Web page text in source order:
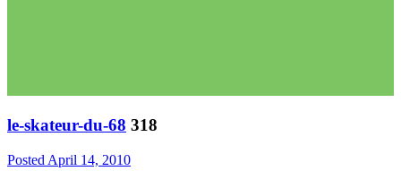
le-skateur-du-68 318
Posted April 14, 2010